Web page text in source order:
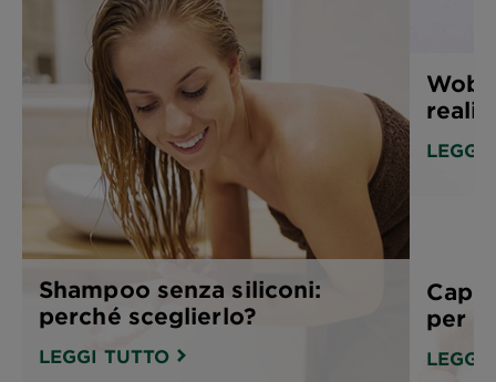
Shampoo senza siliconi:
perché sceglierlo?
LEGGI TUTTO
Wob,
LEGGI
per
LEGGI